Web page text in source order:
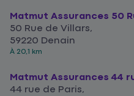
Matmut Assurances 50
50 Rue de Villars,
59220 Denain
À 20,1 km
Matmut Assurances 44
44 rue de Paris,